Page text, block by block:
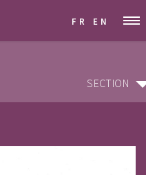
FR EN
SECTION
SECTION